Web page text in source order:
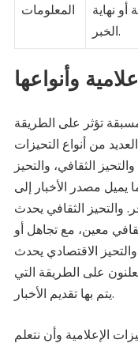
المعلومات
أو نهاية
الخبر.
وأنواعها
تؤثر على الطريقة
من أنواع التحيزات
الثقافي، والتحيز
يميل مصدر الأخبار إلى
الثقافي يحدث
معين، مع تجاهل أو
الاقتصادي يحدث
على الطريقة التي
يتم بها تقديم الأخبار.
الإعلامية وأن نتعلم